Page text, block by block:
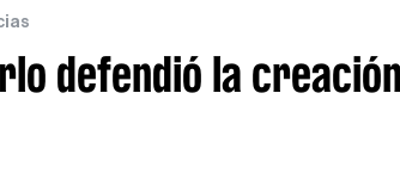
defendió la